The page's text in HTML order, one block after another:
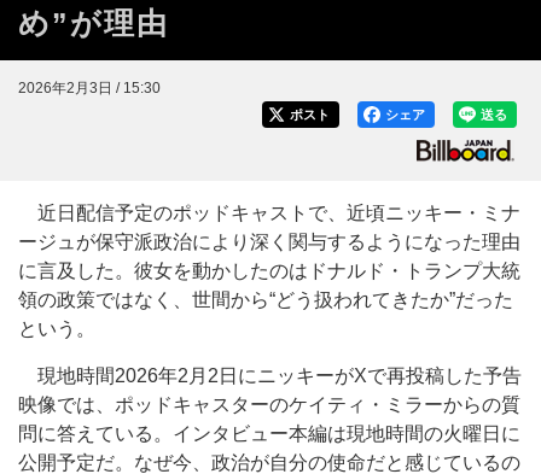
め”が理由
2026年2月3日 / 15:30
送る
シェア
ポスト
近日配信予定のポッドキャストで、近頃ニッキー・ミナ
ージュが保守派政治により深く関与するようになった理由
に言及した。彼女を動かしたのはドナルド・トランプ大統
領の政策ではなく、世間から“どう扱われてきたか”だった
という。
現地時間2026年2月2日にニッキーがXで再投稿した予告
映像では、ポッドキャスターのケイティ・ミラーからの質
問に答えている。インタビュー本編は現地時間の火曜日に
公開予定だ。なぜ今、政治が自分の使命だと感じているの